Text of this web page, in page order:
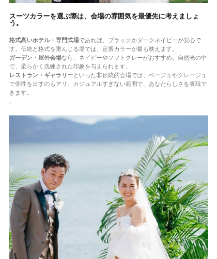
スーツカラーを選ぶ際は、会場の雰囲気を最優先に考えましょ
う。
格式高いホテル・専門式場であれば、ブラックかダークネイビーが安心で
す。伝統と格式を重んじる場では、定番カラーが最も映えます。
ガーデン・屋外会場なら、ネイビーやソフトグレーがおすすめ。自然光の中
で、柔らかく洗練された印象を与えられます。
レストラン・ギャラリーといった非伝統的会場では、ベージュやグレージュ
で個性を出すのもアリ。カジュアルすぎない範囲で、あなたらしさを表現で
きます。
。